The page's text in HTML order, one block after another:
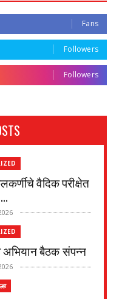
Fans
Followers
Followers
वैदिक परीक्षेत
अभियान बैठक संपन्न